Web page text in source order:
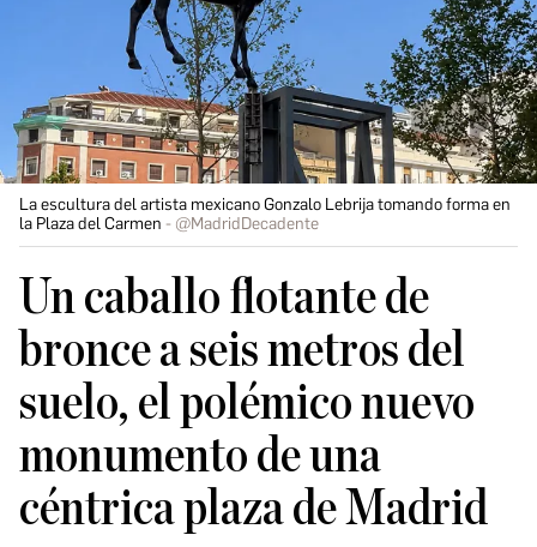
La escultura del artista mexicano Gonzalo Lebrija tomando forma en
la Plaza del Carmen
@MadridDecadente
Un caballo flotante de
bronce a seis metros del
suelo, el polémico nuevo
monumento de una
céntrica plaza de Madrid